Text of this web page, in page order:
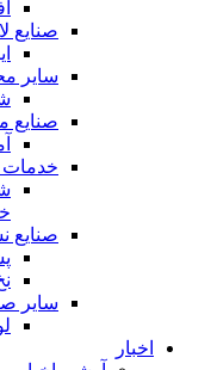
صنایع
ساير
صنایع
خدمات
صنایع
سایر
اخبار